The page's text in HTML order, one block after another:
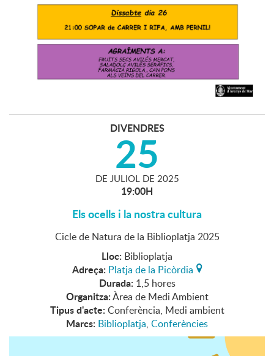
DIVENDRES
25
DE JULIOL DE 2025
19:00H
Els ocells i la nostra cultura
Cicle de Natura de la Biblioplatja 2025
Lloc: Biblioplatja
Adreça: Platja de la Picòrdia
Durada: 1,5 hores
Organitza:Àrea de Medi Ambient
Tipus d'acte: Conferència, Medi ambient
Marcs: Biblioplatja, Conferències